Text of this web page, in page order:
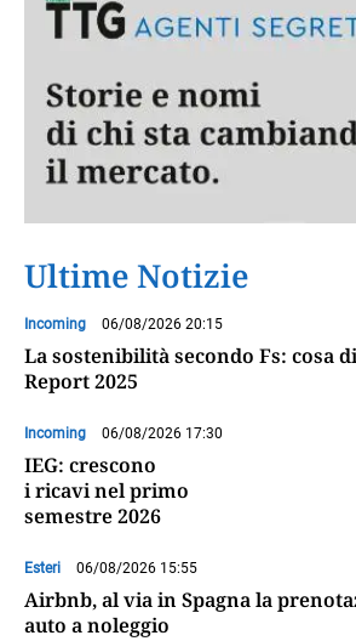
Ultime Notizie
Incoming 06/08/2026 20:15
La sostenibilità secondo Fs: cosa
Report 2025
Incoming 06/08/2026 17:30
IEG: crescono
i ricavi nel primo
semestre 2026
Esteri 06/08/2026 15:55
Airbnb, al via in Spagna la
auto a noleggio